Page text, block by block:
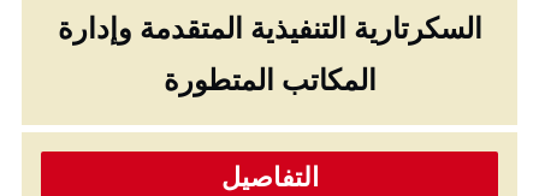
السكرتارية التنفيذية المتقدمة وإدارة
المكاتب المتطورة
التفاصيل